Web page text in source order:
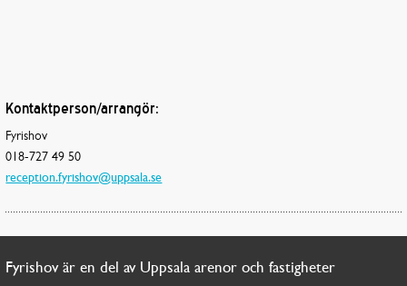
Kontaktperson/arrangör:
Fyrishov
018-727 49 50
reception.fyrishov@uppsala.se
Fyrishov är en del av Uppsala arenor och fastigheter